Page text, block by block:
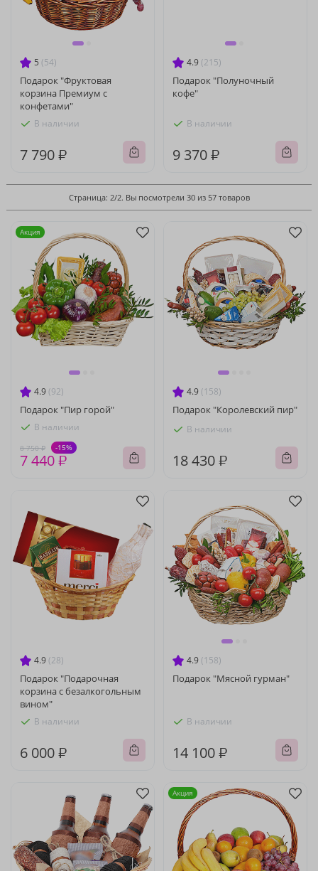
5 (54)
Подарок "Фруктовая
корзина Премиум с
конфетами"
В наличии
7 790 ₽
4.9 (215)
Подарок "Полуночный
кофе"
В наличии
9 370 ₽
Страница: 2/2. Вы посмотрели 30 из 57 товаров
4.9 (92)
Подарок "Пир горой"
В наличии
8 750 ₽ -15%
7 440 ₽
Акция
4.9 (158)
Подарок "Королевский пир"
В наличии
18 430 ₽
4.9 (28)
Подарок "Подарочная
корзина с безалкогольным
вином"
В наличии
6 000 ₽
4.9 (158)
Подарок "Мясной гурман"
В наличии
14 100 ₽
Акция